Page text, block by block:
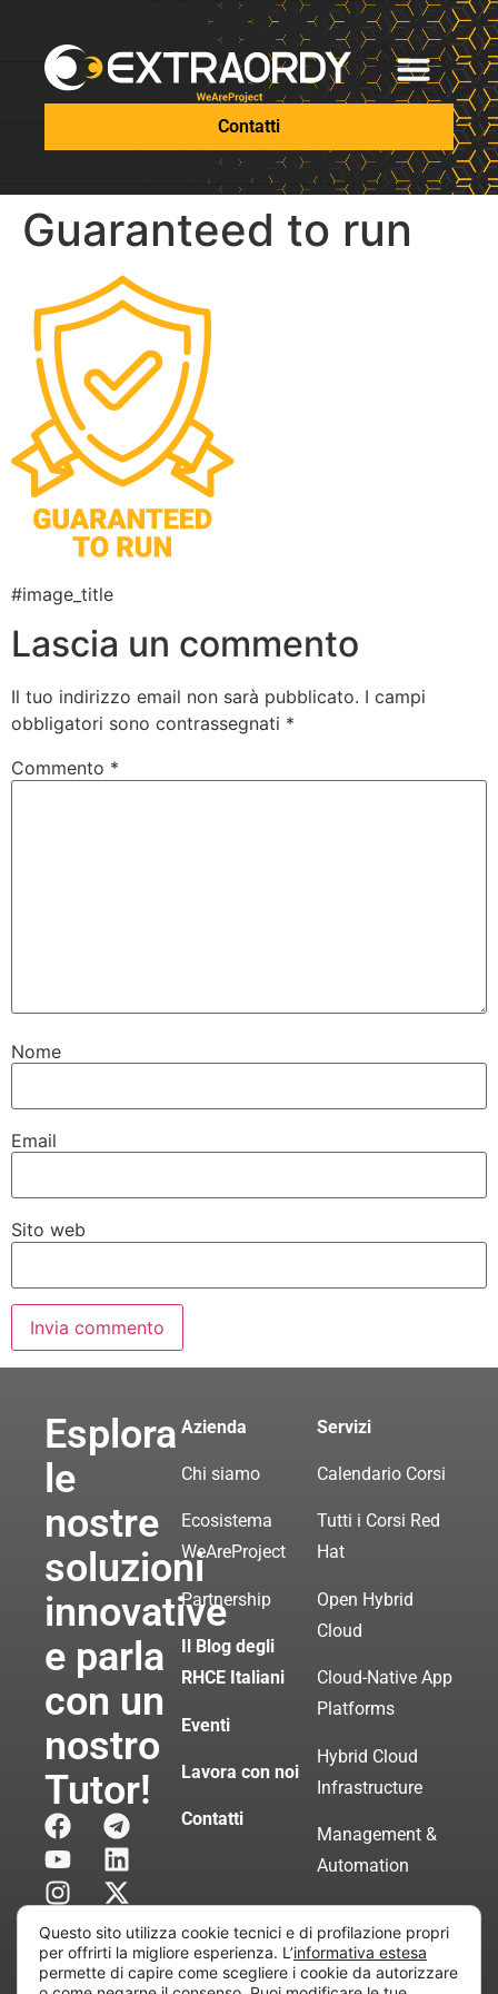
Contatti
Guaranteed to run
#image_title
Lascia un commento
Il tuo indirizzo email non sarà pubblicato. I campi
obbligatori sono contrassegnati *
Commento *
Nome
Email
Sito web
Esplora
le
nostre
soluzioni
innovative
e parla
con un
nostro
Tutor!
Azienda
Chi siamo
Ecosistema
WeAreProject
Partnership
Il Blog degli
RHCE Italiani
Eventi
Lavora con noi
Contatti
Servizi
Calendario Corsi
Tutti i Corsi Red
Hat
Open Hybrid
Cloud
Cloud-Native App
Platforms
Hybrid Cloud
Infrastructure
Management &
Automation
Servizi di
Consulenza
Certificata
Questo sito utilizza cookie tecnici e di profilazione propri
per offrirti la migliore esperienza. L’informativa estesa
permette di capire come scegliere i cookie da autorizzare